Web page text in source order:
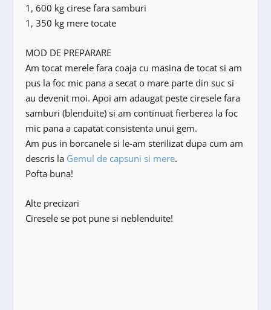
1, 600 kg cirese fara samburi
1, 350 kg mere tocate
MOD DE PREPARARE
Am tocat merele fara coaja cu masina de tocat si am
pus la foc mic pana a secat o mare parte din suc si
au devenit moi. Apoi am adaugat peste ciresele fara
samburi (blenduite) si am continuat fierberea la foc
mic pana a capatat consistenta unui gem.
Am pus in borcanele si le-am sterilizat dupa cum am
descris la Gemul de capsuni si mere.
Pofta buna!
Alte precizari
Ciresele se pot pune si neblenduite!